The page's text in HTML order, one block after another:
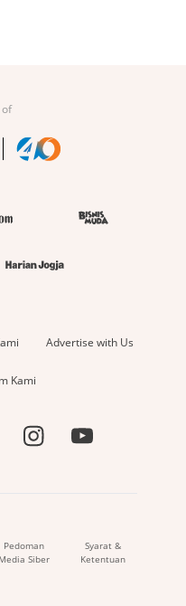
Advertise with Us
Kami
Pedoman
Media Siber
Syarat &
Ketentuan